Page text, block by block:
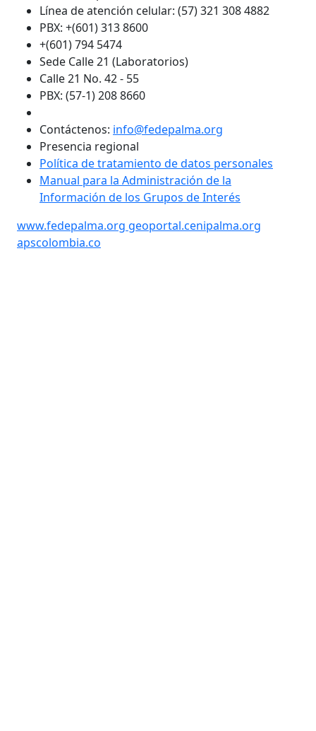
Línea de atención celular: (57) 321 308 4882
PBX: +(601) 313 8600
+(601) 794 5474
Sede Calle 21 (Laboratorios)
Calle 21 No. 42 - 55
PBX: (57-1) 208 8660
Contáctenos: info@fedepalma.org
Presencia regional
Política de tratamiento de datos personales
Manual para la Administración de la
Información de los Grupos de Interés
www.fedepalma.org geoportal.cenipalma.org
apscolombia.co